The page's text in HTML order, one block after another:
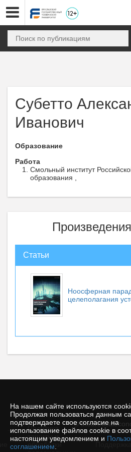
На нашем сайте используются
Продолжая пользоваться данным
подтверждаете свое согласие на
использование файлов cookie в
настоящим уведомлением и
соглашением
Субетто
Иванович
Образование
Работа
Смольный институт
образования ,
Статьи
Ноосферная
целеполагания
©
Политика
защиты и
обработки